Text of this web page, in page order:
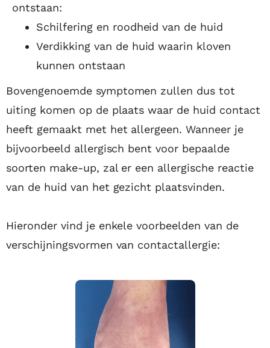
ontstaan:
Schilfering en roodheid van de huid
Verdikking van de huid waarin kloven
kunnen ontstaan
Bovengenoemde symptomen zullen dus tot
uiting komen op de plaats waar de huid contact
heeft gemaakt met het allergeen. Wanneer je
bijvoorbeeld allergisch bent voor bepaalde
soorten make-up, zal er een allergische reactie
van de huid van het gezicht plaatsvinden.
Hieronder vind je enkele voorbeelden van de
verschijningsvormen van contactallergie: